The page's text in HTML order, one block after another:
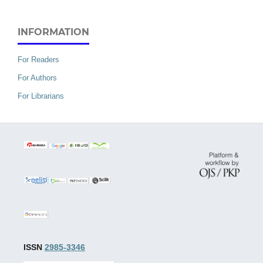
INFORMATION
For Readers
For Authors
For Librarians
ISSN 2985-3346